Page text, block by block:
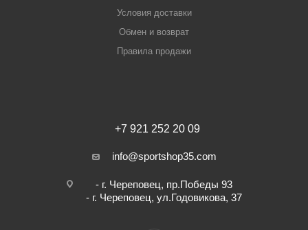
Условия доставки
Обмен и возврат
Правила продажи
+7 921 252 20 09
info@sportshop35.com
- г. Череповец, пр.Победы 93
- г. Череповец, ул.Годовикова, 37